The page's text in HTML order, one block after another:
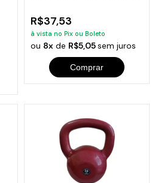
R$37,53
à vista no Pix ou Boleto
ou 8xde R$5,05sem juros
Comprar